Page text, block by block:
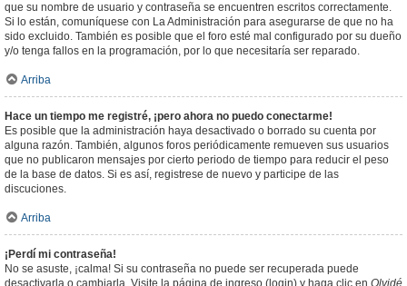
que su nombre de usuario y contraseña se encuentren escritos correctamente.
Si lo están, comuníquese con La Administración para asegurarse de que no ha
sido excluido. También es posible que el foro esté mal configurado por su dueño
y/o tenga fallos en la programación, por lo que necesitaría ser reparado.
Arriba
Hace un tiempo me registré, ¡pero ahora no puedo conectarme!
Es posible que la administración haya desactivado o borrado su cuenta por
alguna razón. También, algunos foros periódicamente remueven sus usuarios
que no publicaron mensajes por cierto periodo de tiempo para reducir el peso
de la base de datos. Si es así, registrese de nuevo y participe de las
discuciones.
Arriba
¡Perdí mi contraseña!
No se asuste, ¡calma! Si su contraseña no puede ser recuperada puede
desactivarla o cambiarla. Visite la página de ingreso (login) y haga clic en Olvidé